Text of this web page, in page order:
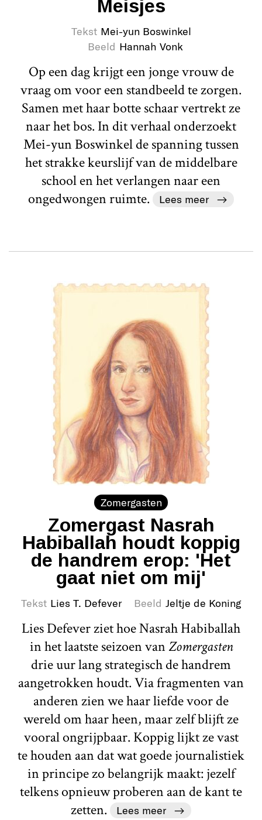
Meisjes
Tekst Mei-yun Boswinkel
Beeld Hannah Vonk
Op een dag krijgt een jonge vrouw de
vraag om voor een standbeeld te zorgen.
Samen met haar botte schaar vertrekt ze
naar het bos. In dit verhaal onderzoekt
Mei-yun Boswinkel de spanning tussen
het strakke keurslijf van de middelbare
school en het verlangen naar een
ongedwongen ruimte.
Lees meer
Zomergasten
Zomergast Nasrah
Habiballah houdt koppig
de handrem erop: 'Het
gaat niet om mij'
Tekst Lies T. Defever Beeld Jeltje de Koning
Lies Defever ziet hoe Nasrah Habiballah
in het laatste seizoen vanZomergasten
drie uur lang strategisch de handrem
aangetrokken houdt. Via fragmenten van
anderen zien we haar liefde voor de
wereld om haar heen, maar zelf blijft ze
vooral ongrijpbaar. Koppig lijkt ze vast
te houden aan dat wat goede journalistiek
in principe zo belangrijk maakt: jezelf
telkens opnieuw proberen aan de kant te
zetten.
Lees meer